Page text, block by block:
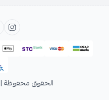
الحقوق محفوظة | 2026